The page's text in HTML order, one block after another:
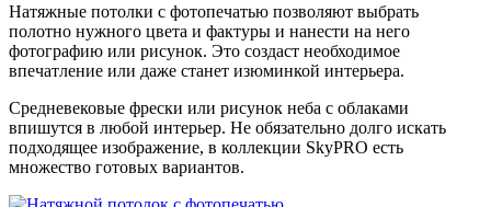
Натяжные потолки с фотопечатью позволяют выбрать
полотно нужного цвета и фактуры и нанести на него
фотографию или рисунок. Это создаст необходимое
впечатление или даже станет изюминкой интерьера.
Средневековые фрески или рисунок неба с облаками
впишутся в любой интерьер. Не обязательно долго искать
подходящее изображение, в коллекции SkyPRO есть
множество готовых вариантов.